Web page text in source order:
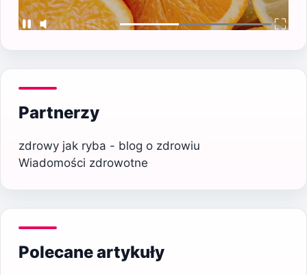
Partnerzy
zdrowy jak ryba - blog o zdrowiu
Wiadomości zdrowotne
Polecane artykuły